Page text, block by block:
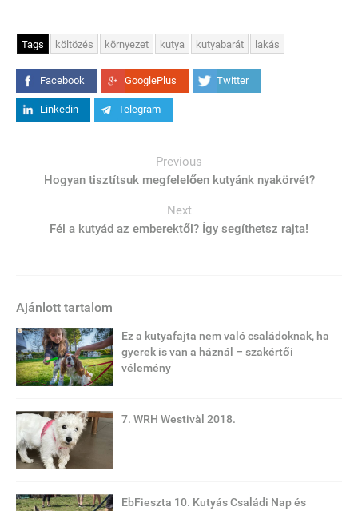
Tags költözés környezet kutya kutyabarát lakás
Facebook GooglePlus Twitter
Linkedin Telegram
Previous
Hogyan tisztítsuk megfelelően kutyánk nyakörvét?
Next
Fél a kutyád az emberektől? Így segíthetsz rajta!
Ajánlott tartalom
Ez a kutyafajta nem való családoknak, ha
gyerek is van a háznál – szakértői
vélemény
7. WRH Westivàl 2018.
EbFieszta 10. Kutyás Családi Nap és